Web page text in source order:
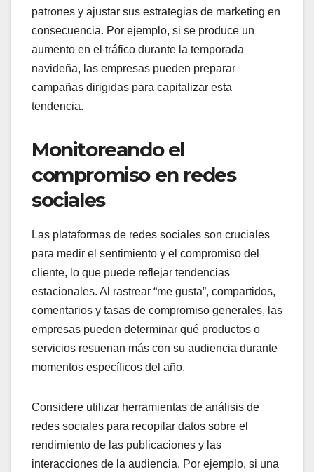
patrones y ajustar sus estrategias de marketing en
consecuencia. Por ejemplo, si se produce un
aumento en el tráfico durante la temporada
navideña, las empresas pueden preparar
campañas dirigidas para capitalizar esta
tendencia.
Monitoreando el
compromiso en redes
sociales
Las plataformas de redes sociales son cruciales
para medir el sentimiento y el compromiso del
cliente, lo que puede reflejar tendencias
estacionales. Al rastrear “me gusta”, compartidos,
comentarios y tasas de compromiso generales, las
empresas pueden determinar qué productos o
servicios resuenan más con su audiencia durante
momentos específicos del año.
Considere utilizar herramientas de análisis de
redes sociales para recopilar datos sobre el
rendimiento de las publicaciones y las
interacciones de la audiencia. Por ejemplo, si una